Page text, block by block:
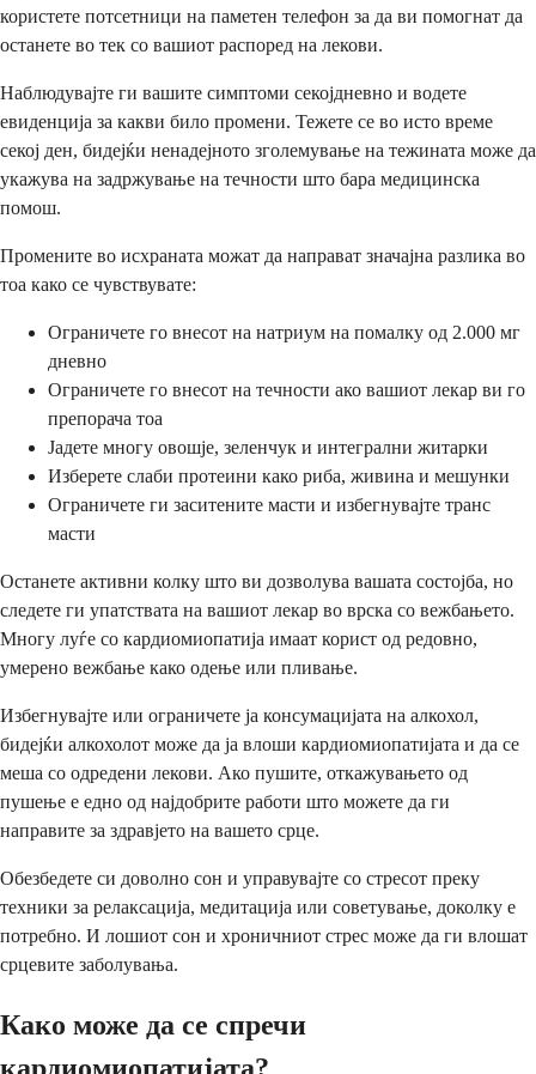
користете потсетници на паметен телефон за да ви помогнат да
останете во тек со вашиот распоред на лекови.
Наблюдувајте ги вашите симптоми секојдневно и водете
евиденција за какви било промени. Тежете се во исто време
секој ден, бидејќи ненадејното зголемување на тежината може да
укажува на задржување на течности што бара медицинска
помош.
Промените во исхраната можат да направат значајна разлика во
тоа како се чувствувате:
Ограничете го внесот на натриум на помалку од 2.000 мг
дневно
Ограничете го внесот на течности ако вашиот лекар ви го
препорача тоа
Јадете многу овошје, зеленчук и интегрални житарки
Изберете слаби протеини како риба, живина и мешунки
Ограничете ги заситените масти и избегнувајте транс
масти
Останете активни колку што ви дозволува вашата состојба, но
следете ги упатствата на вашиот лекар во врска со вежбањето.
Многу луѓе со кардиомиопатија имаат корист од редовно,
умерено вежбање како одење или пливање.
Избегнувајте или ограничете ја консумацијата на алкохол,
бидејќи алкохолот може да ја влоши кардиомиопатијата и да се
меша со одредени лекови. Ако пушите, откажувањето од
пушење е едно од најдобрите работи што можете да ги
направите за здравјето на вашето срце.
Обезбедете си доволно сон и управувајте со стресот преку
техники за релаксација, медитација или советување, доколку е
потребно. И лошиот сон и хроничниот стрес може да ги влошат
срцевите заболувања.
Како може да се спречи